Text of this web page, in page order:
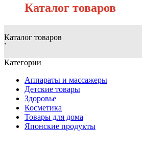
Каталог товаров
Каталог товаров
`
Категории
Аппараты и массажеры
Детские товары
Здоровье
Косметика
Товары для дома
Японские продукты